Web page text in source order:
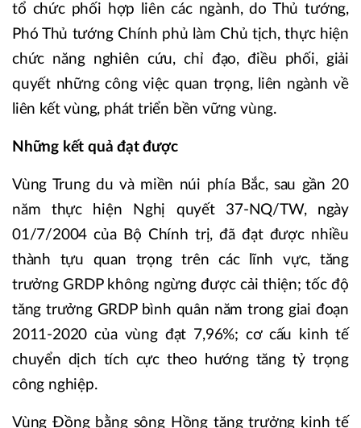
tổ chức phối hợp liên các ngành, do Thủ tướng,
Phó Thủ tướng Chính phủ làm Chủ tịch, thực hiện
chức năng nghiên cứu, chỉ đạo, điều phối, giải
quyết những công việc quan trọng, liên ngành về
liên kết vùng, phát triển bền vững vùng.
Những kết quả đạt được
Vùng Trung du và miền núi phía Bắc, sau gần 20
năm thực hiện Nghị quyết 37-NQ/TW, ngày
01/7/2004 của Bộ Chính trị, đã đạt được nhiều
thành tựu quan trọng trên các lĩnh vực, tăng
trưởng GRDP không ngừng được cải thiện; tốc độ
tăng trưởng GRDP bình quân năm trong giai đoạn
2011-2020 của vùng đạt 7,96%; cơ cấu kinh tế
chuyển dịch tích cực theo hướng tăng tỷ trọng
công nghiệp.
Vùng Đồng bằng sông Hồng tăng trưởng kinh tế